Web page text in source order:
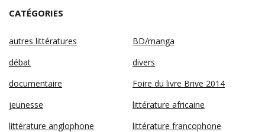
CATÉGORIES
autres littératures
BD/manga
débat
divers
documentaire
Foire du livre Brive 2014
jeunesse
littérature africaine
littérature anglophone
littérature francophone